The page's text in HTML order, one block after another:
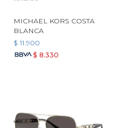
MICHAEL KORS COSTA
BLANCA
$ 11.900
$ 8.330